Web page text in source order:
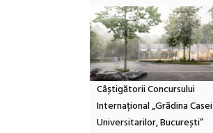
Câștigătorii Concursului
Internațional „Grădina Casei
Universitarilor, București”